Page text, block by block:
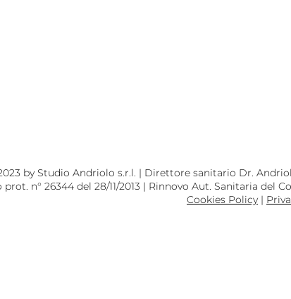
by Studio Andriolo s.r.l. | Direttore sanitario Dr.
prot. n° 26344 del 28/11/2013 | Rinnovo Aut. Sanitaria del
Cookies Policy |